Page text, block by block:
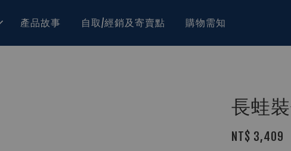
產品故事 自取/經銷及寄賣點 購物需知
長蛙
NT$ 3,409